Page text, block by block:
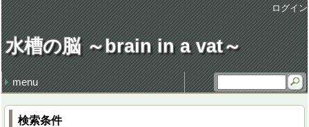
ログイン
水槽の脳 ～brain in a vat～
menu
最近の記事
損得勘定
地獄の行軍
earworm
休日飲み
3代目クラウン
最近のコメント
謹賀新年 system admin
タグ健康・病気 (106)
仕事 (35)
職場 (21)
意見 (9)
食 (59)
時事 (37)
交通 (14)
地域 (62)
映画 (23)
音楽 (35)
趣味 (36)
書籍 (4)
宇宙 (8)
家族 (45)
文化 (69)
その他 (20)
デザイン (8)
流行 (7)
住 (6)
レトロ (27)
技術 (22)
言葉 (9)
季節 (19)
行事 (20)
生活 (39)
天気・気象 (12)
酒 (14)
精神 (46)
自然 (8)
モノ・道具 (8)
歴史 (15)
政治 (4)
旅行 (31)
文学 (1)
植物 (3)
スポーツ (6)
思い出 (2)
検索条件